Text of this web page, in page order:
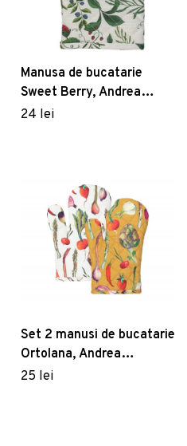
Manusa de bucatarie
Sweet Berry, Andrea
Fontebasso, 17x27 cm,
24 lei
Set 2 manusi de bucatarie
Ortolana, Andrea
Fontebasso, 17x27 cm,
25 lei